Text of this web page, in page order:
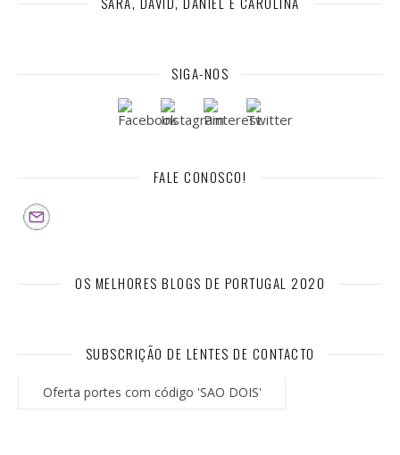
SIGA-NOS
FALE CONOSCO!
OS MELHORES BLOGS DE PORTUGAL 2020
SUBSCRIÇÃO DE LENTES DE CONTACTO
Oferta portes com código 'SAO DOIS'